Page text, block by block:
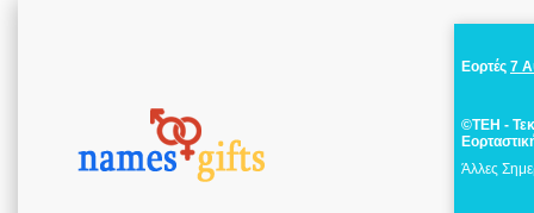
Εορτές 7
©ΤΕΗ -
Άλλες